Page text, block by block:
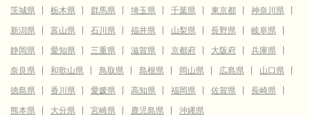
茨城県
栃木県 群馬県 埼玉県 千葉県 東京都
神奈川県
新潟県
富山県 石川県 福井県 山梨県 長野県
岐阜県
静岡県
愛知県 三重県 滋賀県 京都府 大阪府
兵庫県
奈良県
和歌山県 鳥取県 島根県 岡山県 広島県
山口県
徳島県
香川県 愛媛県 高知県 福岡県 佐賀県
長崎県
熊本県
大分県 宮崎県 鹿児島県 沖縄県